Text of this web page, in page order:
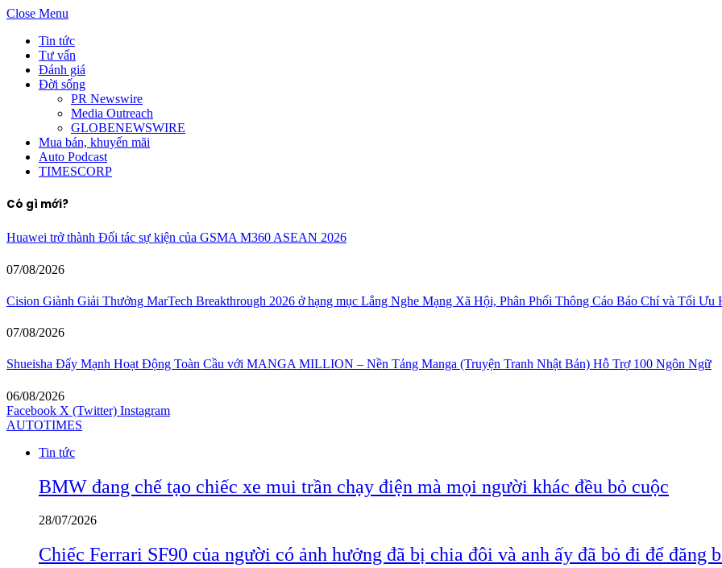
Close Menu
Tin tức
Tư vấn
Đánh giá
Đời sống
PR Newswire
Media Outreach
GLOBENEWSWIRE
Mua bán, khuyến mãi
Auto Podcast
TIMESCORP
Có gì mới?
Huawei trở thành Đối tác sự kiện của GSMA M360 ASEAN 2026
07/08/2026
Cision Giành Giải Thưởng MarTech Breakthrough 2026 ở hạng mục Lắng Nghe Mạng Xã Hội, Phân Phối Thông Cáo Báo Chí và Tối
07/08/2026
Shueisha Đẩy Mạnh Hoạt Động Toàn Cầu với MANGA MILLION – Nền Tảng Manga (Truyện Tranh Nhật Bản) Hỗ Trợ 100 Ngôn Ngữ
06/08/2026
Facebook X (Twitter) Instagram
AUTOTIMES
Tin tức
BMW đang chế tạo chiếc xe mui trần chạy điện mà mọi người khác đều bỏ cuộc
28/07/2026
Chiếc Ferrari SF90 của người có ảnh hưởng đã bị chia đôi và anh ấy đã bỏ đi để đăng